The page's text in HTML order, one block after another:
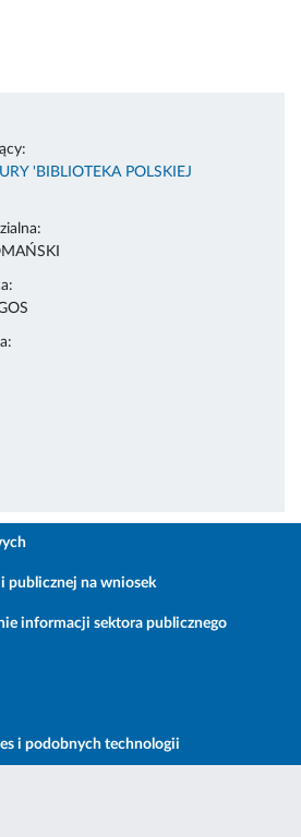
'BIBLIOTEKA POLSKIEJ
publicznej na wniosek
informacji sektora publicznego
i podobnych technologii